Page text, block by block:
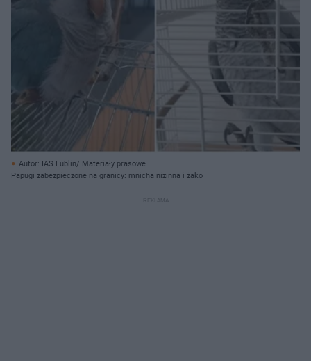
Autor: IAS Lublin/ Materiały prasowe
Papugi zabezpieczone na granicy: mnicha nizinna i żako